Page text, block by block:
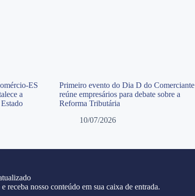
ES
a
Primeiro evento do Dia D do Comerciante
reúne empresários para debate sobre a
Reforma Tributária
10/07/2026
receba nosso conteúdo em sua caixa de entrada.